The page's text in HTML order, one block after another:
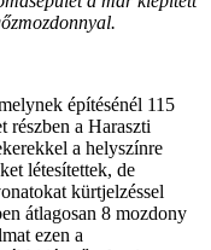
építésénél 115
részben a Haraszti
a helyszínre
létesítettek, de
kürtjelzéssel
átlagosan 8 mozdony
ezen a